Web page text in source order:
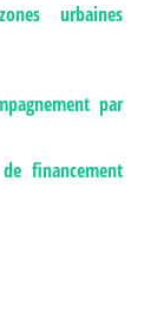
urbaines
par
financement